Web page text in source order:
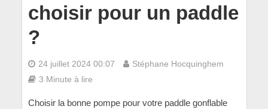
choisir pour un paddle
?
24 juillet 2024 00:07
Stéphane Hocquinghem
3 Minute à lire
Choisir la bonne pompe pour votre paddle gonflable